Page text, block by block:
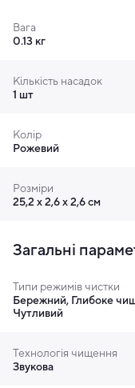
Вага
0.13 кг
Кількість насадок
1 шт
Колір
Рожевий
Розміри
25,2 х 2,6 х 2,6 см
Загальні
Типи режимів чистки
Бережний, Глибоке
Чутливий
Технологія чищення
Звукова